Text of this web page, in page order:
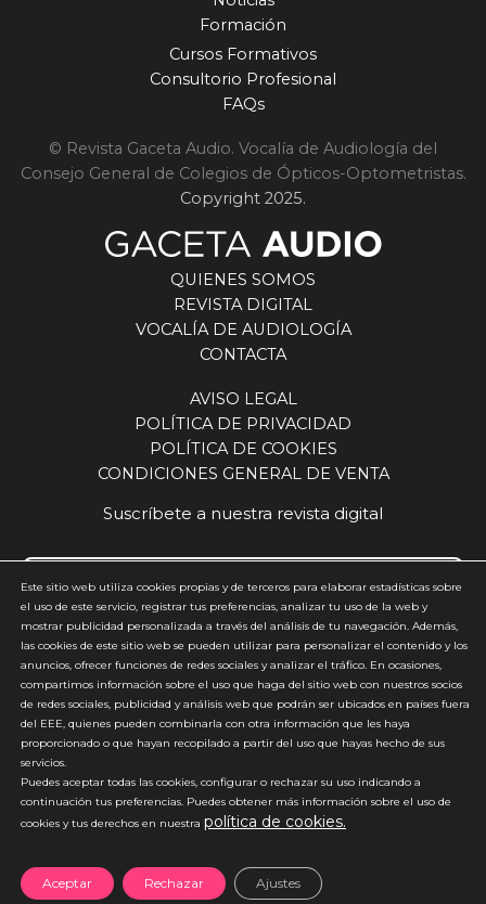
Formación
Cursos Formativos
Consultorio Profesional
FAQs
© Revista Gaceta Audio. Vocalía de Audiología del
Consejo General de Colegios de Ópticos-Optometristas.
Copyright 2025.
QUIENES SOMOS
REVISTA DIGITAL
VOCALÍA DE AUDIOLOGÍA
CONTACTA
AVISO LEGAL
POLÍTICA DE PRIVACIDAD
POLÍTICA DE COOKIES
CONDICIONES GENERAL DE VENTA
Suscríbete a nuestra revista digital
Acepto y estoy de acuerdo con lapolítica de privacidad(requerido)
*
*No enviamos spam
Este sitio web utiliza cookies propias y de terceros para elaborar estadísticas sobre
el uso de este servicio, registrar tus preferencias, analizar tu uso de la web y
mostrar publicidad personalizada a través del análisis de tu navegación. Además,
las cookies de este sitio web se pueden utilizar para personalizar el contenido y los
anuncios, ofrecer funciones de redes sociales y analizar el tráfico. En ocasiones,
compartimos información sobre el uso que haga del sitio web con nuestros socios
de redes sociales, publicidad y análisis web que podrán ser ubicados en países fuera
del EEE, quienes pueden combinarla con otra información que les haya
proporcionado o que hayan recopilado a partir del uso que hayas hecho de sus
servicios.
Puedes aceptar todas las cookies, configurar o rechazar su uso indicando a
continuación tus preferencias. Puedes obtener más información sobre el uso de
cookies y tus derechos en nuestra política de cookies.
Aceptar Rechazar Ajustes